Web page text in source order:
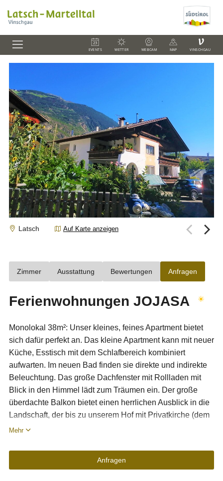
EVENTS WETTER WEBCAM MAP
V
VINSCHGAU